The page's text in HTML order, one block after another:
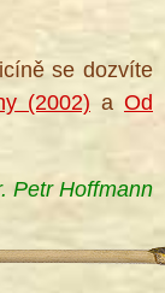
se dozvíte
(2002) a Od
Petr Hoffmann